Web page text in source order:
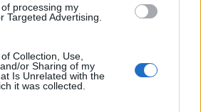
processing my
Targeted Advertising.
Collection, Use,
or Sharing of my
Is Unrelated with the
it was collected.